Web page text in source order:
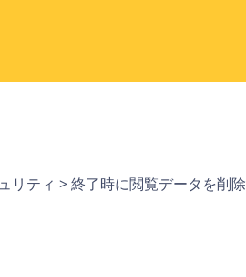
リティ > 終了時に閲覧データを削